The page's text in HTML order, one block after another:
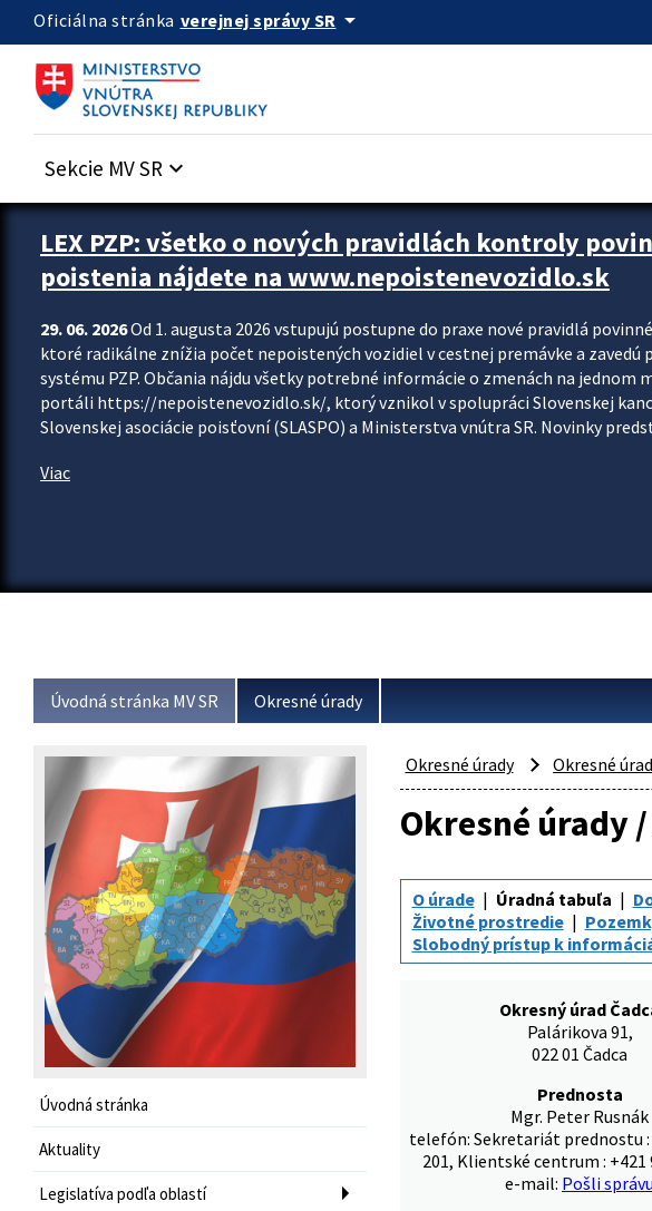
Preskocit na hlavný obsah
Oficiálna stránka verejnej správy SR arrow_drop_down
Sekcie MV SR keyboard_arrow_down
Zastavit automatický posun upútavok
LEX PZP: všetko o nových pravidlách kontroly
poistenia nájdete na www.nepoistenevozidlo.sk
29. 06. 2026Od 1. augusta 2026 vstupujú postupne do praxe nové pravidlá
ktoré radikálne znížia počet nepoistených vozidiel v cestnej premávke a zavedú
systému PZP. Občania nájdu všetky potrebné informácie o zmenách na jednom
portáli https://nepoistenevozidlo.sk/, ktorý vznikol v spolupráci Slovenskej
Slovenskej asociácie poisťovní (SLASPO) a Ministerstva vnútra SR. Novinky
Viac
Úvodná stránka MV SR Okresné úrady
Úvodná stránka
Aktuality
Legislatíva podľa oblastí
Okresné úrady Okresné
Okresné úrady
O úrade Úradná tabuľa
Životné prostredie
Slobodný prístup k
Okresný úrad
Palárikova 91,
022 01 Čadca
Prednosta
Mgr. Peter Rusnák
telefón: Sekretariát prednostu :
201, Klientské centrum : +421
e-mail: Pošli správu